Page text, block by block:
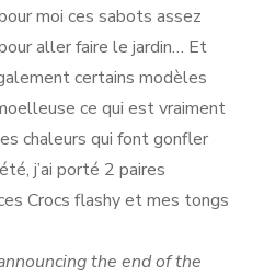
moi ces sabots assez
aller faire le jardin… Et
certains modèles
ce qui est vraiment
chaleurs qui font gonfler
j’ai porté 2 paires
Crocs flashy et mes tongs
the end of the